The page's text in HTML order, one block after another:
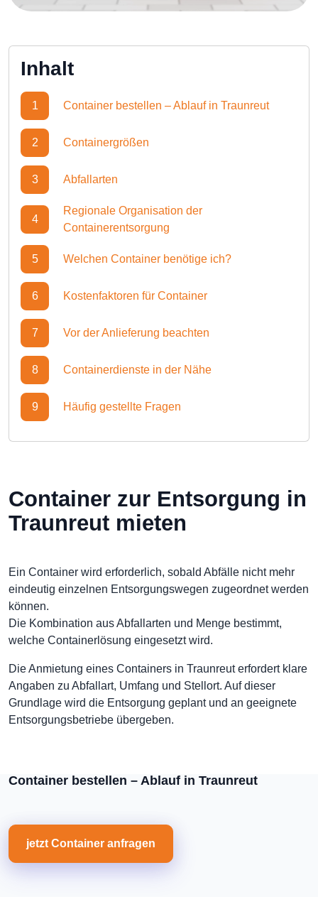
Inhalt
1 Container bestellen – Ablauf in Traunreut
2 Containergrößen
3 Abfallarten
4
Regionale Organisation der
Containerentsorgung
5 Welchen Container benötige ich?
6 Kostenfaktoren für Container
7 Vor der Anlieferung beachten
8 Containerdienste in der Nähe
9 Häufig gestellte Fragen
Container zur Entsorgung in
Traunreut mieten
Ein Container wird erforderlich, sobald Abfälle nicht mehr
eindeutig einzelnen Entsorgungswegen zugeordnet werden
können.
Die Kombination aus Abfallarten und Menge bestimmt,
welche Containerlösung eingesetzt wird.
Die Anmietung eines Containers in Traunreut erfordert klare
Angaben zu Abfallart, Umfang und Stellort. Auf dieser
Grundlage wird die Entsorgung geplant und an geeignete
Entsorgungsbetriebe übergeben.
Container bestellen – Ablauf in Traunreut
jetzt Container anfragen